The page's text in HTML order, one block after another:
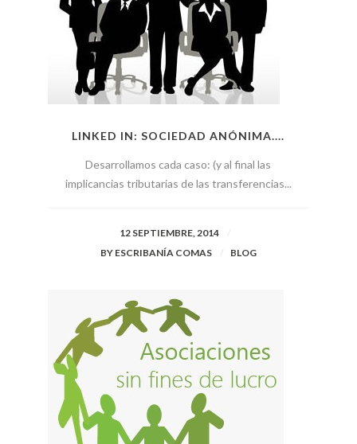
LINKED IN: SOCIEDAD ANÓNIMA....
Desarrollamos cada caso: (y al final las
implicancias tributarias de las transferencias...
12 SEPTIEMBRE, 2014
BY ESCRIBANÍA COMAS BLOG